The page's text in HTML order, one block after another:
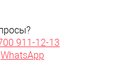
911-12-13
WhatsApp